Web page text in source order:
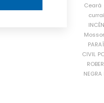
Ceará
CIVIL
NEGRA